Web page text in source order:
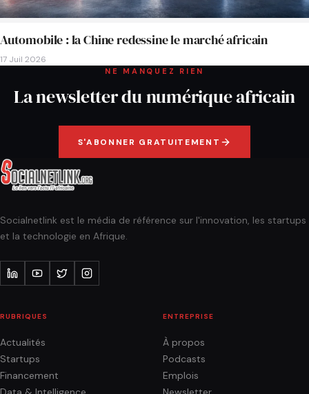
Automobile : la Chine redessine le marché africain
17 Juil 2026
NE MANQUEZ RIEN
La newsletter du numérique africain
S'ABONNER GRATUITEMENT
Socialnetlink est le média de référence sur l'innovation, les startups
et la technologie en Afrique.
RUBRIQUES
Actualités
Startups
Financement
ENTREPRISE
À propos
Podcasts
Emplois